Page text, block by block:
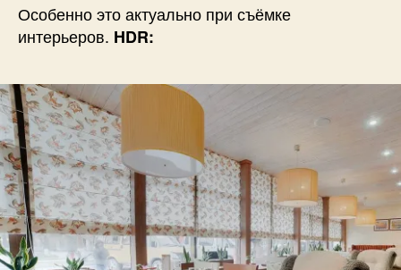
Особенно это актуально при съёмке
интерьеров. HDR: